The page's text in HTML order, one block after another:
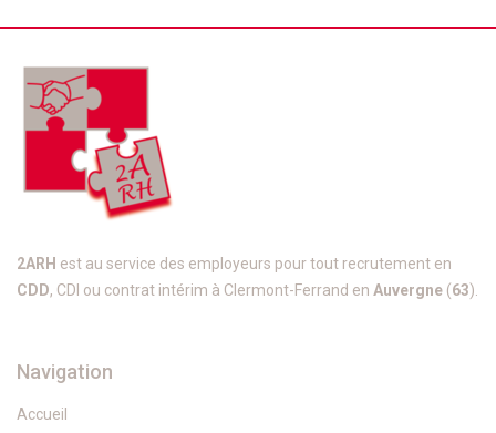
2ARH est au service des employeurs pour tout recrutement en
CDD, CDI ou contrat intérim à Clermont-Ferrand en Auvergne (63).
Navigation
Accueil